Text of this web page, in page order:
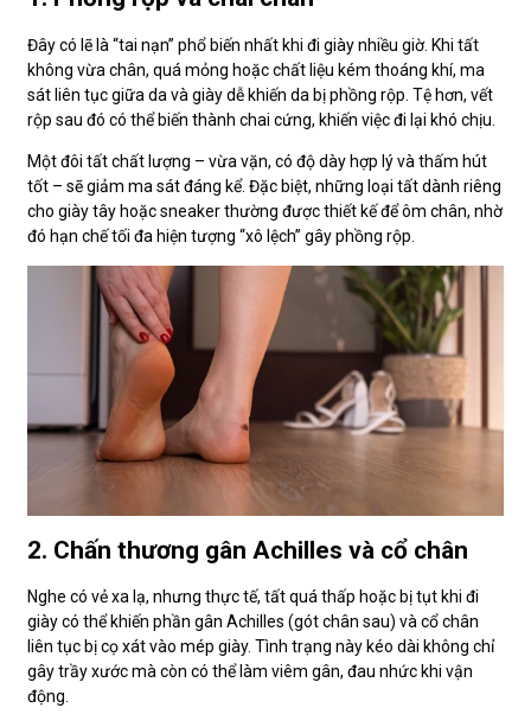
Đây có lẽ là “tai nạn” phổ biến nhất khi đi giày nhiều giờ. Khi tất
không vừa chân, quá mỏng hoặc chất liệu kém thoáng khí, ma
sát liên tục giữa da và giày dễ khiến da bị phồng rộp. Tệ hơn, vết
rộp sau đó có thể biến thành chai cứng, khiến việc đi lại khó chịu.
Một đôi tất chất lượng – vừa vặn, có độ dày hợp lý và thấm hút
tốt – sẽ giảm ma sát đáng kể. Đặc biệt, những loại tất dành riêng
cho giày tây hoặc sneaker thường được thiết kế để ôm chân, nhờ
đó hạn chế tối đa hiện tượng “xô lệch” gây phồng rộp.
2. Chấn thương gân Achilles và cổ chân
Nghe có vẻ xa lạ, nhưng thực tế, tất quá thấp hoặc bị tụt khi đi
giày có thể khiến phần gân Achilles (gót chân sau) và cổ chân
liên tục bị cọ xát vào mép giày. Tình trạng này kéo dài không chỉ
gây trầy xước mà còn có thể làm viêm gân, đau nhức khi vận
động.